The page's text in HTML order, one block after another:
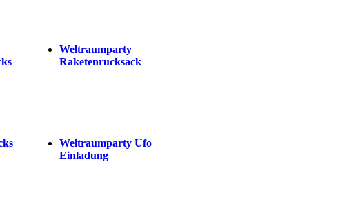
Weltraumparty
Raketenrucksack
Weltraumparty Ufo
Einladung